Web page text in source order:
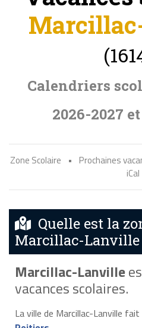
Calendriers
2026-2027
Zone Scolaire • Prochaines
iCal
Quelle est la
Marcillac-Lanville
Marcillac-Lanville
vacances scolaires.
La ville de Marcillac-Lanville